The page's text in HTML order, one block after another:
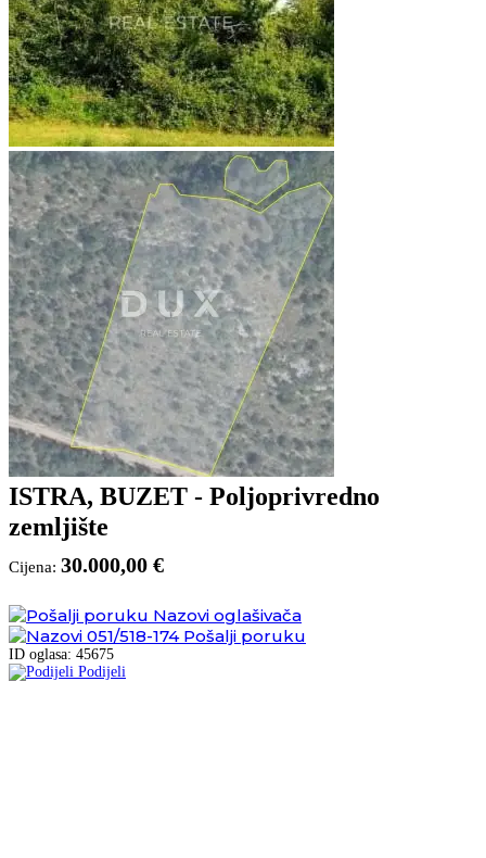
ISTRA, BUZET - Poljoprivredno
zemljište
Cijena: 30.000,00 €
Nazovi oglašivača
051/518-174 Pošalji poruku
ID oglasa: 45675
Podijeli